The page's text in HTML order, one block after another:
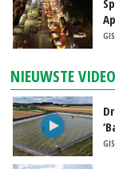
NIEUWSTE